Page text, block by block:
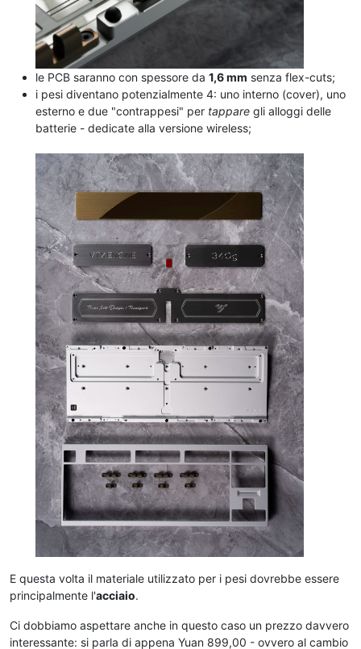
le PCB saranno con spessore da 1,6 mm senza flex-cuts;
i pesi diventano potenzialmente 4: uno interno (cover), uno
esterno e due "contrappesi" per tappare gli alloggi delle
batterie - dedicate alla versione wireless;
E questa volta il materiale utilizzato per i pesi dovrebbe essere
principalmente l'acciaio.
Ci dobbiamo aspettare anche in questo caso un prezzo davvero
interessante: si parla di appena Yuan 899,00 - ovvero al cambio